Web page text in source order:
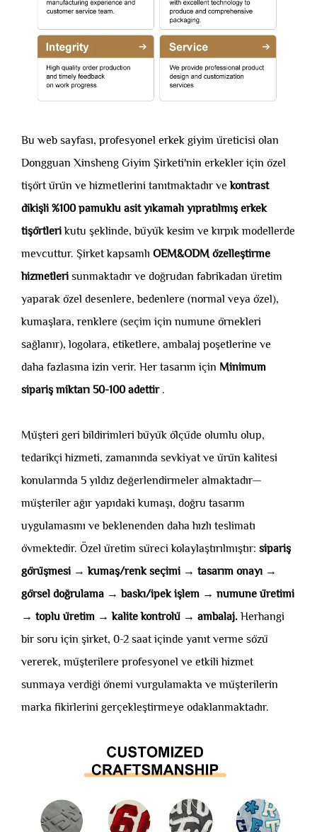
Bu web sayfası, profesyonel erkek giyim üreticisi olan
Dongguan Xinsheng Giyim Şirketi'nin erkekler için özel
tişört ürün ve hizmetlerini tanıtmaktadır vekontrast
dikişli %100 pamuklu asit yıkamalı yıpratılmış erkek
tişörtlerikutu şeklinde, büyük kesim ve kırpık modellerde
mevcuttur. Şirket kapsamlı OEM&ODM özelleştirme
hizmetleri sunmaktadır ve doğrudan fabrikadan üretim
yaparak özel desenlere, bedenlere (normal veya özel),
kumaşlara, renklere (seçim için numune örnekleri
sağlanır), logolara, etiketlere, ambalaj poşetlerine ve
daha fazlasına izin verir. Her tasarım için Minimum
sipariş miktarı 50-100 adettir .
Müşteri geri bildirimleri büyük ölçüde olumlu olup,
tedarikçi hizmeti, zamanında sevkiyat ve ürün kalitesi
konularında 5 yıldız değerlendirmeler almaktadır—
müşteriler ağır yapıdaki kumaşı, doğru tasarım
uygulamasını ve beklenenden daha hızlı teslimatı
övmektedir. Özel üretim süreci kolaylaştırılmıştır: sipariş
görüşmesi → kumaş/renk seçimi → tasarım onayı →
görsel doğrulama → baskı/ipek işlem → numune üretimi
→ toplu üretim → kalite kontrolü → ambalaj. Herhangi
bir soru için şirket, 0-2 saat içinde yanıt verme sözü
vererek, müşterilere profesyonel ve etkili hizmet
sunmaya verdiği önemi vurgulamakta ve müşterilerin
marka fikirlerini gerçekleştirmeye odaklanmaktadır.